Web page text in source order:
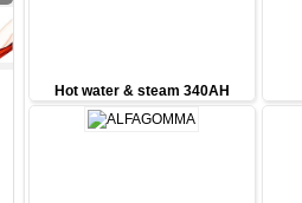
Hot water & steam 340AH